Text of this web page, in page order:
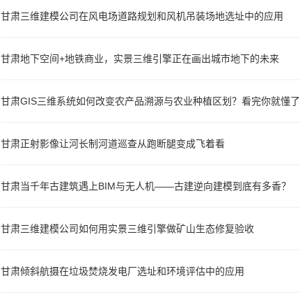
甘肃三维建模公司在风电场道路规划和风机吊装场地选址中的应用
甘肃地下空间+地铁商业，实景三维引擎正在画出城市地下的未来
甘肃GIS三维系统如何改变农产品溯源与农业种植区划？看完你就懂了
甘肃正射影像让河长制河道巡查从跑断腿变成飞着看
甘肃当千年古建筑遇上BIM与无人机——古建逆向建模到底有多香？
甘肃三维建模公司如何用实景三维引擎做矿山生态修复验收
甘肃倾斜航摄在垃圾焚烧发电厂选址和环境评估中的应用